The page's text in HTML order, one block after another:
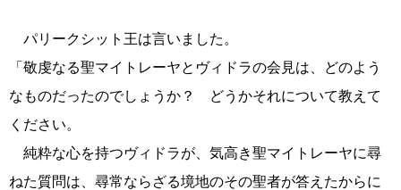
パリークシット王は言いました。
「敬虔なる聖マイトレーヤとヴィドラの会見は、どのよう
なものだったのでしょうか？ どうかそれについて教えて
ください。
純粋な心を持つヴィドラが、気高き聖マイトレーヤに尋
ねた質問は、尋常ならざる境地のその聖者が答えたからに